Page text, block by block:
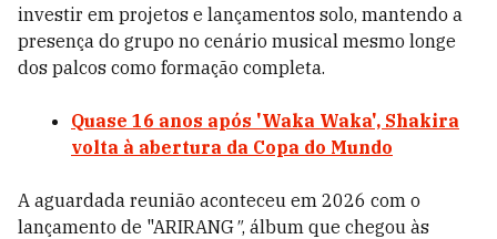
investir em projetos e lançamentos solo, mantendo a
presença do grupo no cenário musical mesmo longe
dos palcos como formação completa.
Quase 16 anos após 'Waka Waka', Shakira
volta à abertura da Copa do Mundo
A aguardada reunião aconteceu em 2026 com o
lançamento de "ARIRANG", álbum que chegou às